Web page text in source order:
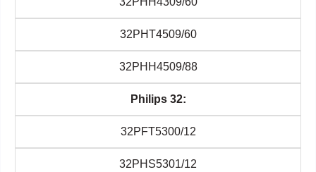
32PHT4509/60
32PHH4509/88
Philips 32:
32PFT5300/12
32PHS5301/12